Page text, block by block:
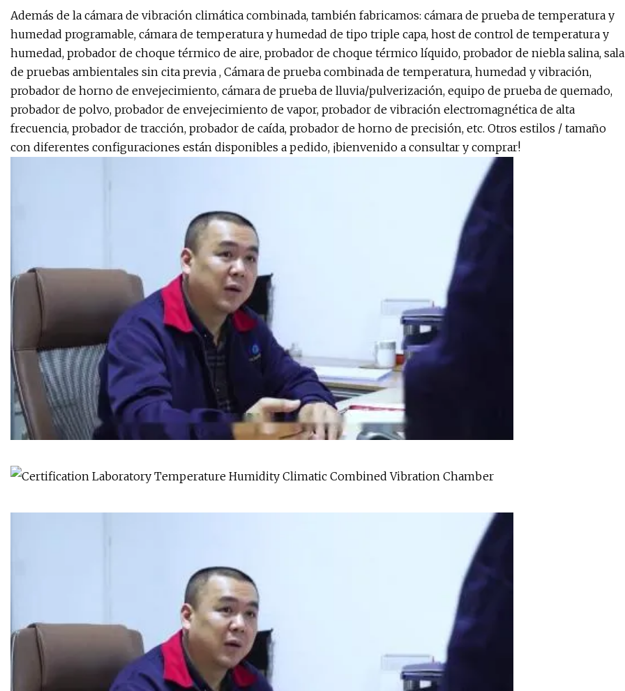
Además de la cámara de vibración climática combinada, también fabricamos: cámara de prueba de temperatura y
humedad programable, cámara de temperatura y humedad de tipo triple capa, host de control de temperatura y
humedad, probador de choque térmico de aire, probador de choque térmico líquido, probador de niebla salina, sala
de pruebas ambientales sin cita previa , Cámara de prueba combinada de temperatura, humedad y vibración,
probador de horno de envejecimiento, cámara de prueba de lluvia/pulverización, equipo de prueba de quemado,
probador de polvo, probador de envejecimiento de vapor, probador de vibración electromagnética de alta
frecuencia, probador de tracción, probador de caída, probador de horno de precisión, etc. Otros estilos / tamaño
con diferentes configuraciones están disponibles a pedido, ¡bienvenido a consultar y comprar!